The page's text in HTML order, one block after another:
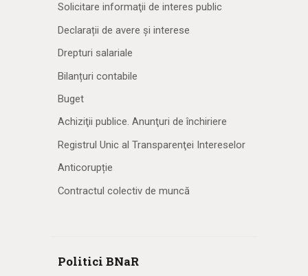
Solicitare informaţii de interes public
Declarații de avere și interese
Drepturi salariale
Bilanțuri contabile
Buget
Achiziţii publice. Anunţuri de închiriere
Registrul Unic al Transparenţei Intereselor
Anticorupție
Contractul colectiv de muncă
Politici BNaR